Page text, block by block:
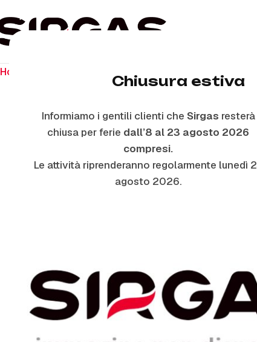
Chiusura estiva
Informiamo i gentili clienti che Sirgas resterà
chiusa per ferie dall’8 al 23 agosto 2026
compresi.
Le attività riprenderanno regolarmente lunedì
agosto 2026.
Home M5317/
ESAURITO